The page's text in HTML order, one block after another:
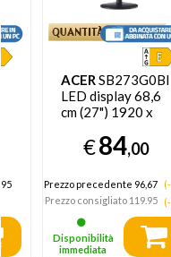
ACERSB273G0BI
LED display 68,6
cm (27") 1920 x
Nero€84,00
Prezzo precedente 96,67
Prezzo consigliato119.95
Disponibilità
immediata